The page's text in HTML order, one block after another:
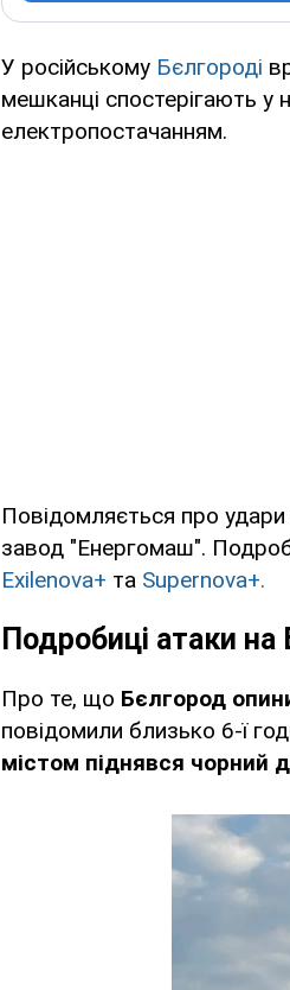
У російському Бєлгороді
мешканці спостерігають у
електропостачанням.
Повідомляється про удари
завод "Енергомаш".
Exilenova+ та Supernova+.
Подробиці атаки на
Про те, що Бєлгород
повідомили близько 6-ї
містом піднявся чорний